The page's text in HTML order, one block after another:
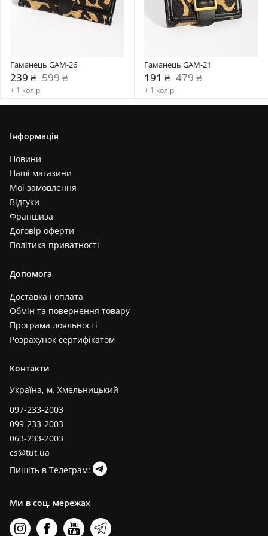
Гаманець GAM-26
239 ₴ 599 ₴
+ 1 колір
Гаманець GAM-21
191 ₴ 479 ₴
+ 1 колір
Інформація
Новини
Наші магазини
Мої замовлення
Відгуки
Франшиза
Договір оферти
Політика приватності
Допомога
Доставка і оплата
Обмін та повернення товару
Програма лояльності
Розрахунок сертифікатом
Контакти
Україна, м. Хмельницький
097-233-2003
099-233-2003
063-233-2003
cs@tut.ua
Пишіть в Телеграм:
Ми в соц. мережах